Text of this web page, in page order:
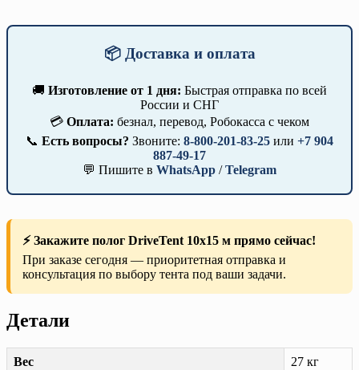
📦 Доставка и оплата
🚚 Изготовление от 1 дня: Быстрая отправка по всей
России и СНГ
💳 Оплата: безнал, перевод, Робокасса с чеком
📞 Есть вопросы? Звоните: 8-800-201-83-25 или +7 904
887-49-17
💬 Пишите в WhatsApp /Telegram
⚡ Закажите полог DriveTent 10х15 м прямо сейчас!
При заказе сегодня — приоритетная отправка и
консультация по выбору тента под ваши задачи.
Детали
Вес 27 кг